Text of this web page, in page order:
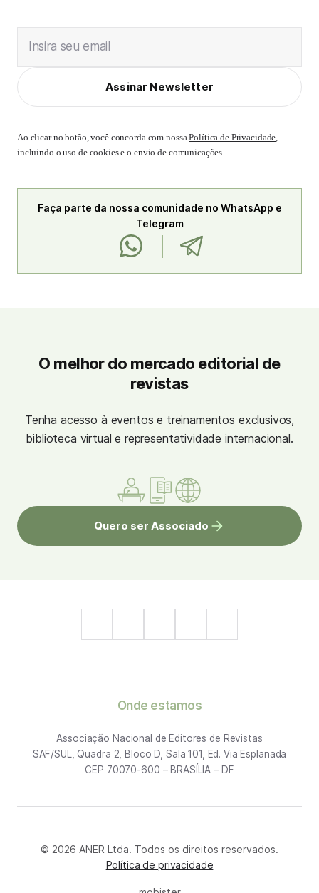
Insira seu email
Assinar Newsletter
Ao clicar no botão, você concorda com nossaPolítica de Privacidade,
incluindo o uso de cookies e o envio de comunicações.
Faça parte da nossa comunidade no WhatsApp e
Telegram
O melhor do mercado editorial de
revistas
Tenha acesso à eventos e treinamentos exclusivos,
biblioteca virtual e representatividade internacional.
Quero ser Associado
Onde estamos
Associação Nacional de Editores de Revistas
SAF/SUL, Quadra 2, Bloco D, Sala 101, Ed. Via Esplanada
CEP 70070-600 – BRASÍLIA – DF
© 2026 ANER Ltda. Todos os direitos reservados.
Política de privacidade